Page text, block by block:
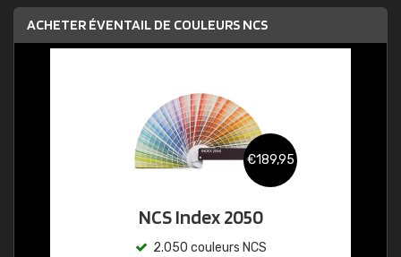
ACHETER ÉVENTAIL DE COULEURS NCS
€189,95
NCS Index 2050
2.050 couleurs NCS